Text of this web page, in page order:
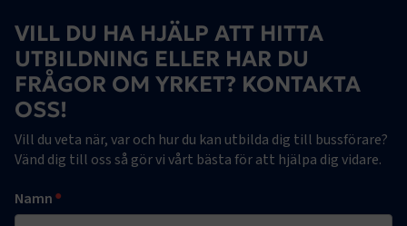
VILL DU HA HJÄLP ATT HITTA
UTBILDNING ELLER HAR DU
FRÅGOR OM YRKET? KONTAKTA
OSS!
Vill du veta när, var och hur du kan utbilda dig till bussförare?
Vänd dig till oss så gör vi vårt bästa för att hjälpa dig vidare.
Namn